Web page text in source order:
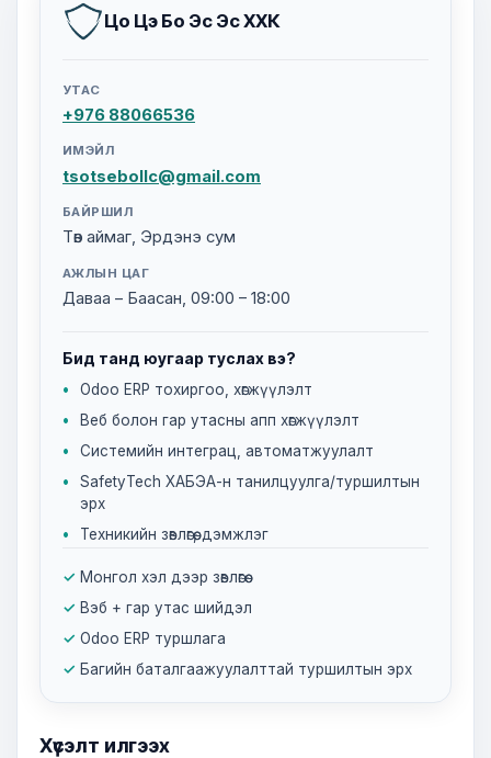
Хүсэлт илгээх
Цо Цэ Бо Эс Эс ХХК
УТАС
+976 88066536
ИМЭЙЛ
tsotsebollc@gmail.com
БАЙРШИЛ
Төв аймаг, Эрдэнэ сум
АЖЛЫН ЦАГ
Даваа – Баасан, 09:00 – 18:00
Бид танд юугаар туслах вэ?
Odoo ERP тохиргоо, хөгжүүлэлт
Веб болон гар утасны апп хөгжүүлэлт
Системийн интеграц, автоматжуулалт
SafetyTech ХАБЭА-н танилцуулга/туршилтын
эрх
Техникийн зөвлөгөө, дэмжлэг
Монгол хэл дээр зөвлөгөө
Вэб + гар утас шийдэл
Odoo ERP туршлага
Багийн баталгаажуулалттай туршилтын эрх